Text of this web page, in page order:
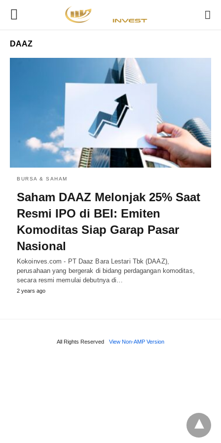
DAAZ
BURSA & SAHAM
Saham DAAZ Melonjak 25% Saat
Resmi IPO di BEI: Emiten
Komoditas Siap Garap Pasar
Nasional
Kokoinves.com - PT Daaz Bara Lestari Tbk (DAAZ),
perusahaan yang bergerak di bidang perdagangan komoditas,
secara resmi memulai debutnya di…
2 years ago
All Rights Reserved View Non-AMP Version